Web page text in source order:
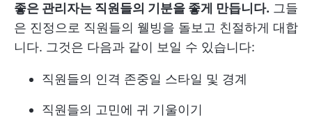
좋은 관리자는 직원들의 기분을 좋게 만듭니다. 그들
은 진정으로 직원들의 웰빙을 돌보고 친절하게 대합
니다. 그것은 다음과 같이 보일 수 있습니다:
직원들의 인격 존중일 스타일 및 경계
직원들의 고민에 귀 기울이기